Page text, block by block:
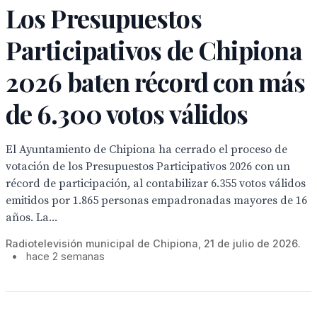
Los Presupuestos
Participativos de Chipiona
2026 baten récord con más
de 6.300 votos válidos
El Ayuntamiento de Chipiona ha cerrado el proceso de
votación de los Presupuestos Participativos 2026 con un
récord de participación, al contabilizar 6.355 votos válidos
emitidos por 1.865 personas empadronadas mayores de 16
años. La...
Radiotelevisión municipal de Chipiona, 21 de julio de 2026.
•
hace 2 semanas